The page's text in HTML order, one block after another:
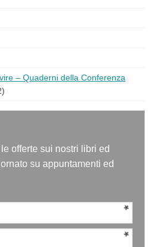
– Quaderni della Conferenza
offerte sui nostri libri ed
su appuntamenti ed